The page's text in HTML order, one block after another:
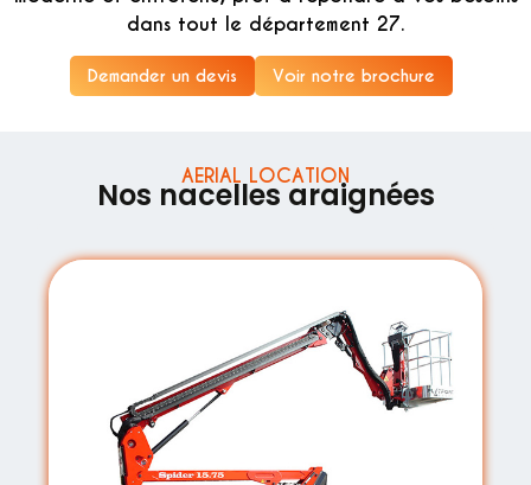
dans tout le département 27.
Demander un devis Voir notre brochure
AERIAL LOCATION
Nos nacelles araignées